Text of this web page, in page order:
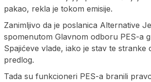
pakao, rekla je tokom emisije.
Zanimljivo da je poslanica Alternative
spomenutom Glavnom odboru PES-a
Spajićeve vlade, iako je stav te stranke
predlog.
Tada su funkcioneri PES-a branili